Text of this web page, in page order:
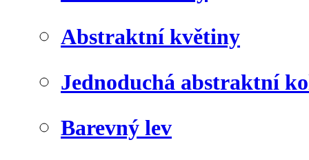
Abstraktní květiny
Jednoduchá abstraktní
Barevný lev